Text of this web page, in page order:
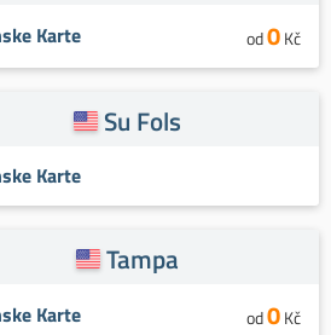
Karte od0Kč
Su Fols
Karte
Tampa
Karte od0Kč